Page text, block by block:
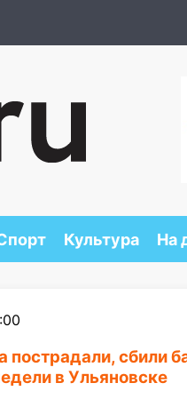
Культура На
пострадали, сбили
в Ульяновске